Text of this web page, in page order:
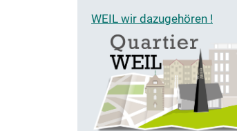
WEIL wir dazugehören !